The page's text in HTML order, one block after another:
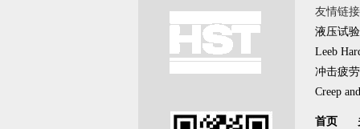
友情链
液压试
Leeb
冲击疲
Creep
首页